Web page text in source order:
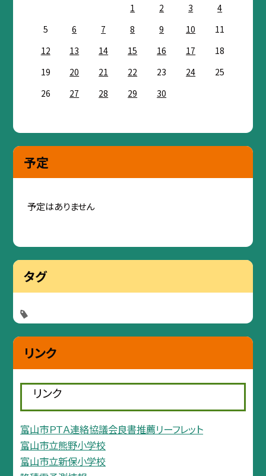
1 2 3
4
5
6 7 8 9 10
11
12
13 14 15 16 17
18
19
20 21 22 23 24
25
26
27 28 29 30
予定
予定はありません
タグ
リンク
リンク
富山市ＰＴＡ連絡協議会良書推薦リーフレット
富山市立熊野小学校
富山市立新保小学校